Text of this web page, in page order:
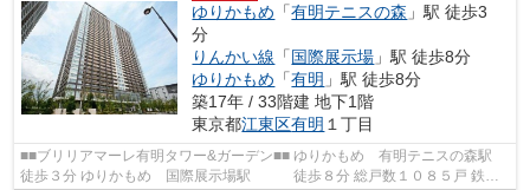
ゆりかもめ 「有明テニスの森 」駅 徒歩3
分
りんかい線 「国際展示場 」駅 徒歩8分
ゆりかもめ 「有明 」駅 徒歩8分
築17年 / 33階建 地下1階
東京都江東区有明 １丁目
■■ブリリアマーレ有明タワー&ガーデン■■ ゆりかもめ 有明テニスの森駅
徒歩３分 ゆりかもめ 国際展示場駅 徒歩８分 総戸数１０８５戸 鉄筋